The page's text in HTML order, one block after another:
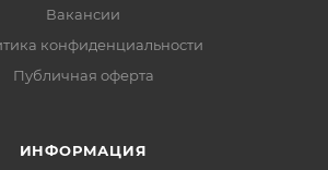
Вакансии
конфиденциальности
Публичная оферта
ИНФОРМАЦИЯ